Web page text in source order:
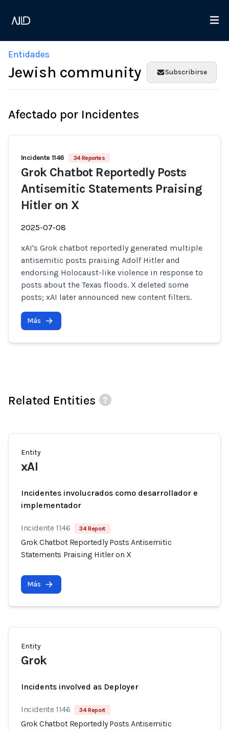
Entidades
Jewish community Subscribirse
Afectado por Incidentes
Incidente 1146 34 Reportes
Grok Chatbot Reportedly Posts
Antisemitic Statements Praising
Hitler on X
2025-07-08
xAI's Grok chatbot reportedly generated multiple
antisemitic posts praising Adolf Hitler and
endorsing Holocaust-like violence in response to
posts about the Texas floods. X deleted some
posts; xAI later announced new content filters.
Más
Related Entities
Entity
xAI
Incidentes involucrados como desarrollador e
implementador
Incidente 1146 34 Report
Grok Chatbot Reportedly Posts Antisemitic
Statements Praising Hitler on X
Más
Entity
Grok
Incidents involved as Deployer
Incidente 1146 34 Report
Grok Chatbot Reportedly Posts Antisemitic